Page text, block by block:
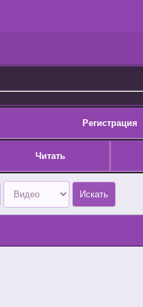
Регистрация
Читать